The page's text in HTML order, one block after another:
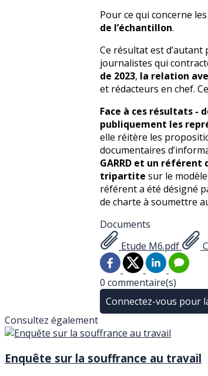
Pour ce qui concerne les
de l’échantillon.
Ce résultat est
journalistes qui
de 2023, la relation
et rédacteurs en chef.
Face à ces résultats -
publiquement les
elle réitère les
documentaires
GARRD et un référent
tripartite sur le
référent a été désigné
de charte à soumettre
Documents
Etude M6.pdf
0 commentaire(s)
Connectez-vous pour
Consultez également
Enquête sur la souffrance au travail